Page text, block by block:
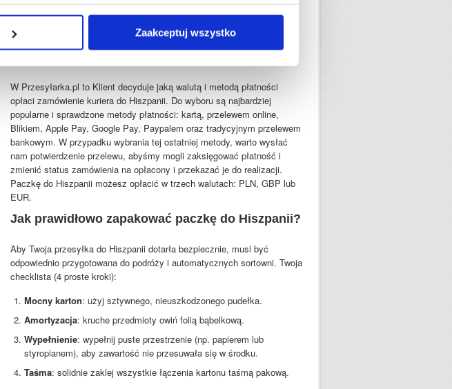
Zaakceptuj wszystko
przesyłki - zobaczysz informację o koszcie za doubezpieczenie towaru.
Ostatnim krokiem jest akceptacja regulaminu Przesyłarka.pl i
przewoźnika oraz płatność.
W Przesyłarka.pl to Klient decyduje jaką walutą i metodą płatności
opłaci zamówienie kuriera do Hiszpanii. Do wyboru są najbardziej
popularne i sprawdzone metody płatności: kartą, przelewem online,
Blikiem, Apple Pay, Google Pay, Paypalem oraz tradycyjnym przelewem
bankowym. W przypadku wybrania tej ostatniej metody, warto wysłać
nam potwierdzenie przelewu, abyśmy mogli zaksięgować płatność i
zmienić status zamówienia na opłacony i przekazać je do realizacji.
Paczkę do Hiszpanii możesz opłacić w trzech walutach: PLN, GBP lub
EUR.
Jak prawidłowo zapakować paczkę do Hiszpanii?
Aby Twoja przesyłka do Hiszpanii dotarła bezpiecznie, musi być
odpowiednio przygotowana do podróży i automatycznych sortowni. Twoja
checklista (4 proste kroki):
Mocny karton: użyj sztywnego, nieuszkodzonego pudełka.
Amortyzacja: kruche przedmioty owiń folią bąbelkową.
Wypełnienie: wypełnij puste przestrzenie (np. papierem lub
styropianem), aby zawartość nie przesuwała się w środku.
Taśma: solidnie zaklej wszystkie łączenia kartonu taśmą pakową.